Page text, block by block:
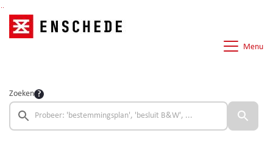
Menu
Zoeken